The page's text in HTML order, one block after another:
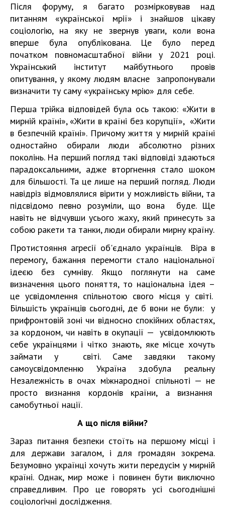
Після форуму, я багато розмірковував над
питанням «української мрії» і знайшов цікаву
соціологію, на яку не звернув уваги, коли вона
вперше була опублікована. Це було перед
початком повномасштабної війни у 2021 році.
Український інститут майбутнього провів
опитування, у якому людям власне запропонували
визначити ту саму «українську мрію» для себе.
Перша трійка відповідей була ось такою: «Жити в
мирній країні», «Жити в країні без корупції», «Жити
в безпечній країні». Причому життя у мирній країні
одностайно обирали люди абсолютно різних
поколінь. На перший погляд такі відповіді здаються
парадоксальними, адже вторгнення стало шоком
для більшості. Та це лише на перший погляд. Люди
навідріз відмовлялися вірити у можливість війни, та
підсвідомо певно розуміли, що вона буде. Ще
навіть не відчувши усього жаху, який принесуть за
собою ракети та танки, люди обирали мирну країну.
Протистояння агресії об'єднало українців. Віра в
перемогу, бажання перемогти стало національної
ідеєю без сумніву. Якщо поглянути на саме
визначення цього поняття, то національна ідея –
це усвідомлення спільнотою свого місця у світі.
Більшість українців сьогодні, де б вони не були: у
прифронтовій зоні чи відносно спокійних областях,
за кордоном, чи навіть в окупації — усвідомлюють
себе українцями і чітко знають, яке місце хочуть
займати у світі. Саме завдяки такому
самоусвідомленню Україна здобула реальну
Незалежність в очах міжнародної спільноті — не
просто визнання кордонів країни, а визнання
самобутньої нації.
А що після війни?
Зараз питання безпеки стоїть на першому місці і
для держави загалом, і для громадян зокрема.
Безумовно українці хочуть жити передусім у мирній
країні. Однак, мир може і повинен бути виключно
справедливим. Про це говорять усі сьогоднішні
соціологічні дослідження.